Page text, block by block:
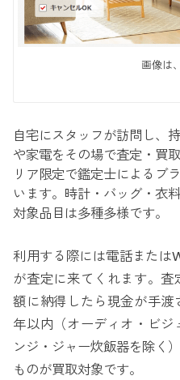
画像は、
自宅にスタッフが訪問し、
や家電をその場で査定・買
リア限定で鑑定士によるブ
います。時計・バッグ・衣
対象品目は多種多様です。
利用する際には電話また
が査定に来てくれます。
額に納得したら現金が手
年以内（オーディオ・ビ
ンジ・ジャー炊飯器を除く
ものが買取対象です。